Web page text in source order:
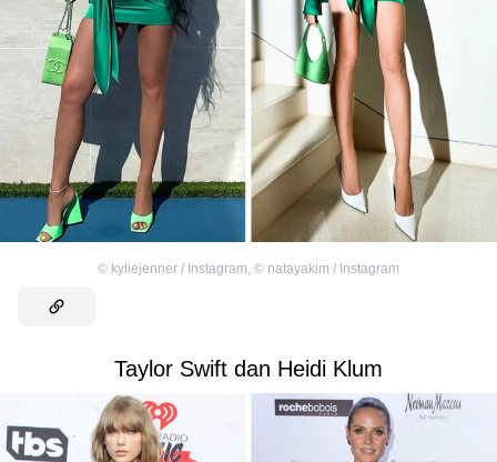
© kyliejenner / Instagram, © natayakim / Instagram
Taylor Swift dan Heidi Klum